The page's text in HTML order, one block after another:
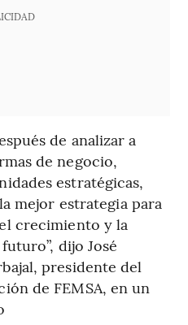
de analizar a
de negocio,
estratégicas,
mejor estrategia para
crecimiento y la
dijo José
presidente del
de FEMSA, en un